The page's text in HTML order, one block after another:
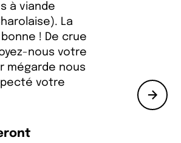
à viande
La
! De crue
nous votre
mégarde nous
votre